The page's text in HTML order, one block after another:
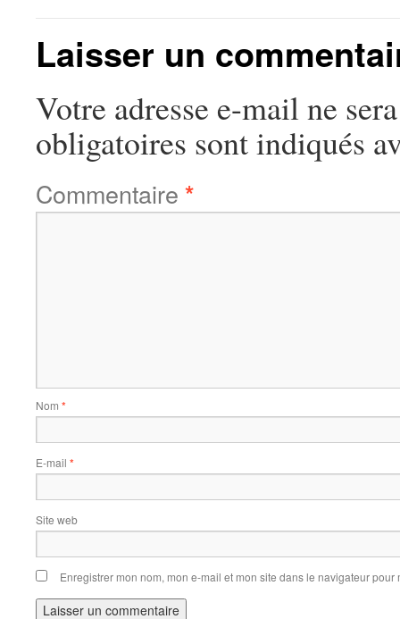
Laisser un
Votre adresse e-mail ne
obligatoires sont indiqués
Commentaire *
Nom *
E-mail *
Site web
Enregistrer mon nom, mon e-mail et mon site dans le navigateur